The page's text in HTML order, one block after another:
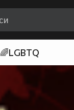
🌈LGBTQ